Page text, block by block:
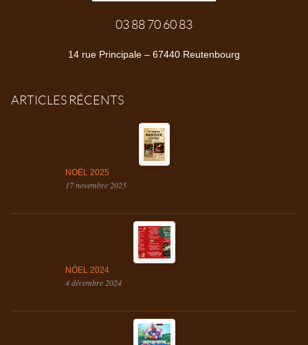
03 88 70 60 83
14 rue Principale – 67440 Reutenbourg
ARTICLES RÉCENTS
NOËL 2025
17 novembre 2025
NÖEL 2024
4 décembre 2024